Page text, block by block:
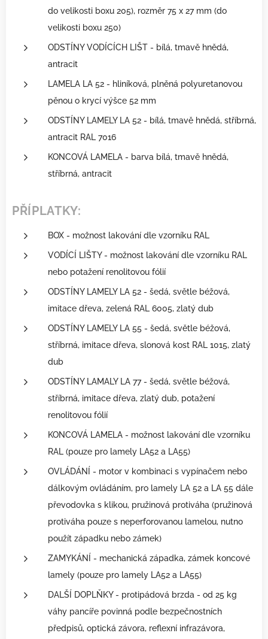
do velikosti boxu 205), rozměr 75 x 27 mm (do
velikosti boxu 250)
ODSTÍNY VODÍCÍCH LIŠT - bílá, tmavě hnědá,
antracit
LAMELA LA 52 - hliníková, plněná polyuretanovou
pěnou o krycí výšce 52 mm
ODSTÍNY LAMELY LA 52 - bílá, tmavě hnědá, stříbrná,
antracit RAL 7016
KONCOVÁ LAMELA - barva bílá, tmavě hnědá,
stříbrná, antracit
PŘÍPLATKY:
BOX - možnost lakování dle vzorníku RAL
VODÍCÍ LIŠTY - možnost lakování dle vzorníku RAL
nebo potažení renolitovou fólií
ODSTÍNY LAMELY LA 52 - šedá, světle béžová,
imitace dřeva, zelená RAL 6005, zlatý dub
ODSTÍNY LAMELY LA 55 - šedá, světle béžová,
stříbrná, imitace dřeva, slonová kost RAL 1015, zlatý
dub
ODSTÍNY LAMALY LA 77 - šedá, světle béžová,
stříbrná, imitace dřeva, zlatý dub, potažení
renolitovou fólií
KONCOVÁ LAMELA - možnost lakování dle vzorníku
RAL (pouze pro lamely LA52 a LA55)
OVLÁDÁNÍ - motor v kombinaci s vypínačem nebo
dálkovým ovládáním, pro lamely LA 52 a LA 55 dále
převodovka s klikou, pružinová protiváha (pružinová
protiváha pouze s neperforovanou lamelou, nutno
použít západku nebo zámek)
ZAMYKÁNÍ - mechanická západka, zámek koncové
lamely (pouze pro lamely LA52 a LA55)
DALŠÍ DOPLŇKY - protipádová brzda - od 25 kg
váhy pancíře povinná podle bezpečnostních
předpisů, optická závora, reflexní infrazávora,